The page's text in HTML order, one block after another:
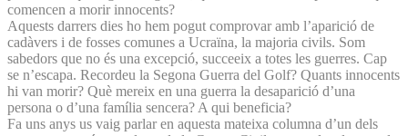
comencen a morir innocents?
Aquests darrers dies ho hem pogut comprovar amb l’aparició de
cadàvers i de fosses comunes a Ucraïna, la majoria civils. Som
sabedors que no és una excepció, succeeix a totes les guerres. Cap
se n’escapa. Recordeu la Segona Guerra del Golf? Quants innocents
hi van morir? Què mereix en una guerra la desaparició d’una
persona o d’una família sencera? A qui beneficia?
Fa uns anys us vaig parlar en aquesta mateixa columna d’un dels